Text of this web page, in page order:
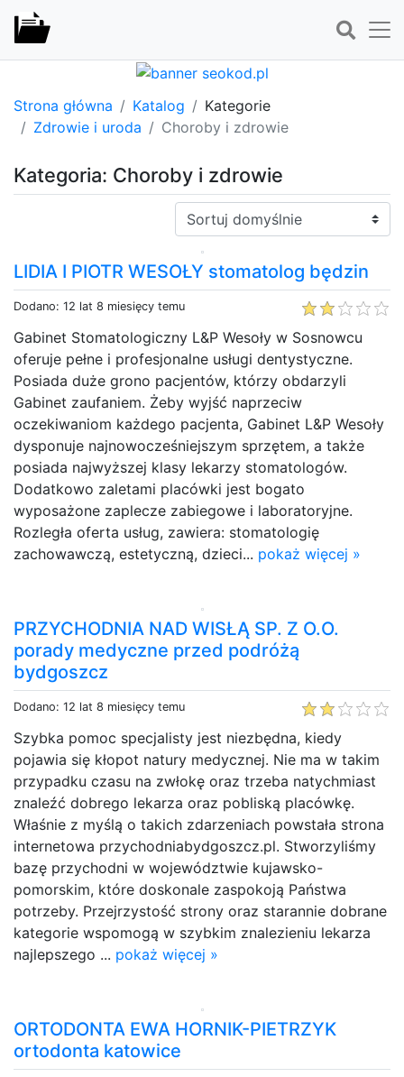
Strona główna Katalog
Kategorie
Zdrowie i uroda
Choroby i zdrowie
Kategoria: Choroby i zdrowie
Sortuj:
LIDIA I PIOTR WESOŁY stomatolog będzin
Dodano: 12 lat 8 miesięcy temu
Gabinet Stomatologiczny L&P Wesoły w Sosnowcu
oferuje pełne i profesjonalne usługi dentystyczne.
Posiada duże grono pacjentów, którzy obdarzyli
Gabinet zaufaniem. Żeby wyjść naprzeciw
oczekiwaniom każdego pacjenta, Gabinet L&P Wesoły
dysponuje najnowocześniejszym sprzętem, a także
posiada najwyższej klasy lekarzy stomatologów.
Dodatkowo zaletami placówki jest bogato
wyposażone zaplecze zabiegowe i laboratoryjne.
Rozległa oferta usług, zawiera: stomatologię
zachowawczą, estetyczną, dzieci... pokaż więcej »
PRZYCHODNIA NAD WISŁĄ SP. Z O.O.
porady medyczne przed podróżą
bydgoszcz
Dodano: 12 lat 8 miesięcy temu
Szybka pomoc specjalisty jest niezbędna, kiedy
pojawia się kłopot natury medycznej. Nie ma w takim
przypadku czasu na zwłokę oraz trzeba natychmiast
znaleźć dobrego lekarza oraz pobliską placówkę.
Właśnie z myślą o takich zdarzeniach powstała strona
internetowa przychodniabydgoszcz.pl. Stworzyliśmy
bazę przychodni w województwie kujawsko-
pomorskim, które doskonale zaspokoją Państwa
potrzeby. Przejrzystość strony oraz starannie dobrane
kategorie wspomogą w szybkim znalezieniu lekarza
najlepszego ... pokaż więcej »
ORTODONTA EWA HORNIK-PIETRZYK
ortodonta katowice